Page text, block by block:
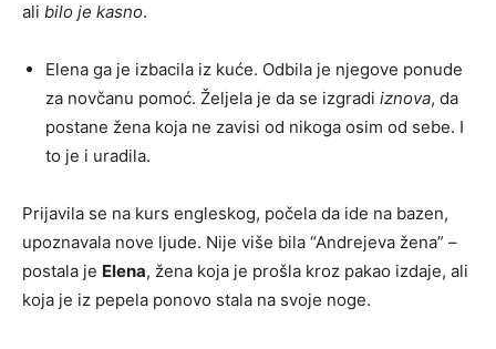
ali bilo je kasno.
Elena ga je izbacila iz kuće. Odbila je njegove ponude
za novčanu pomoć. Željela je da se izgradi iznova, da
postane žena koja ne zavisi od nikoga osim od sebe. I
to je i uradila.
Prijavila se na kurs engleskog, počela da ide na bazen,
upoznavala nove ljude. Nije više bila “Andrejeva žena” –
postala je Elena, žena koja je prošla kroz pakao izdaje, ali
koja je iz pepela ponovo stala na svoje noge.